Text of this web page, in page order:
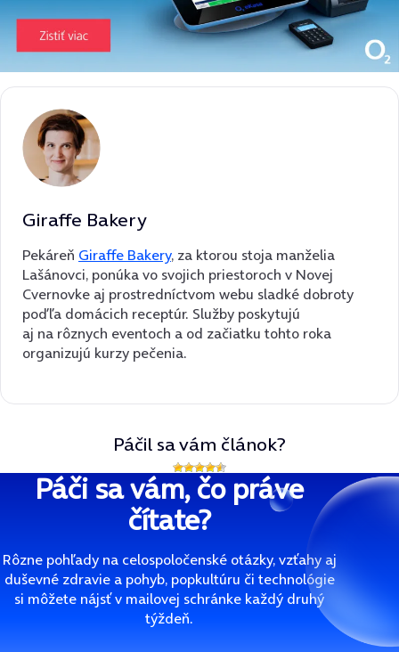
Giraffe Bakery
Pekáreň Giraffe Bakery, za ktorou stoja manželia
Lašánovci, ponúka vo svojich priestoroch v Novej
Cvernovke aj prostredníctvom webu sladké dobroty
poďľa domácich receptúr. Služby poskytujú
aj na rôznych eventoch a od začiatku tohto roka
organizujú kurzy pečenia.
Páčil sa vám článok?
Páči sa vám, čo práve
čítate?
Rôzne pohľady na celospoločenské otázky, vzťahy aj
duševné zdravie a pohyb, popkultúru či technológie
si môžete nájsť v mailovej schránke každý druhý
týždeň.